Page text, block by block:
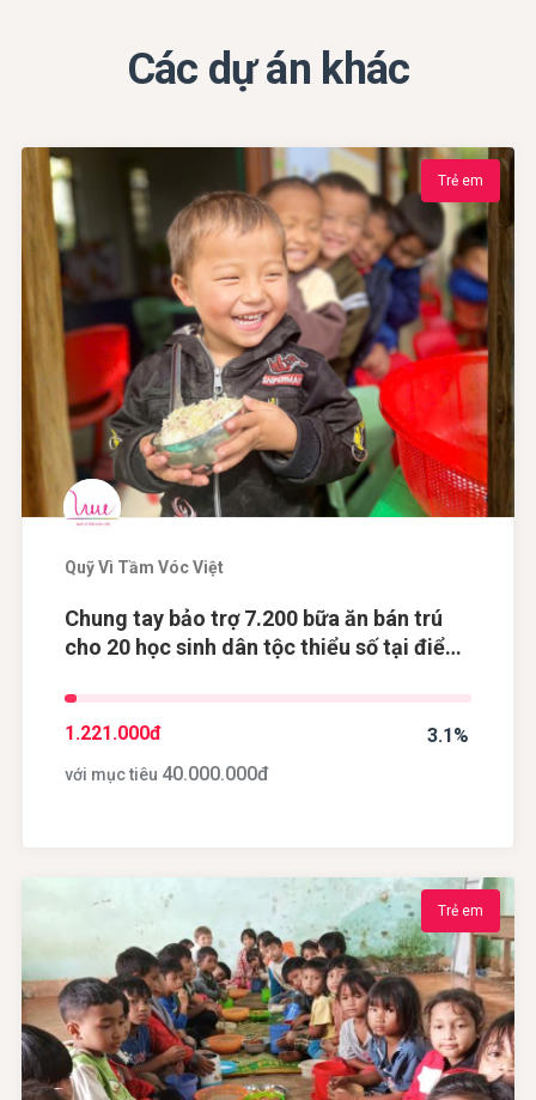
Các dự án khác
Trẻ em
Quỹ Vì Tầm Vóc Việt
Chung tay bảo trợ 7.200 bữa ăn bán trú
cho 20 học sinh dân tộc thiểu số tại điểm
3.1%
1.221.000đ
với mục tiêu 40.000.000đ
Trẻ em